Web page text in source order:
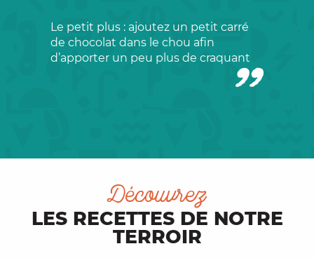
Le petit plus : ajoutez un petit carré
de chocolat dans le chou afin
d’apporter un peu plus de craquant
Découvrez
LES RECETTES DE NOTRE
TERROIR